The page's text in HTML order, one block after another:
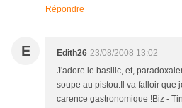
Répondre
E Edith26 23/08/2008 13:02
J'adore le basilic, et,
soupe au pistou.Il va falloir que
carence gastronomique !Biz -